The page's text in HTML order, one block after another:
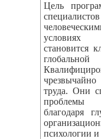
Цель
условиях
становится
труда. Они
проблемы
благодаря
психологии и